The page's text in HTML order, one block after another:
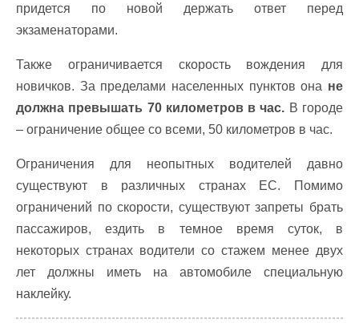
придется по новой держать ответ перед
экзаменаторами.
Также ограничивается скорость вождения для
новичков. За пределами населенных пунктов она не
должна превышать 70 километров в час. В городе
– ограничение общее со всеми, 50 километров в час.
Ограничения для неопытных водителей давно
существуют в различных странах ЕС. Помимо
ограничений по скорости, существуют запреты брать
пассажиров, ездить в темное время суток, в
некоторых странах водители со стажем менее двух
лет должны иметь на автомобиле специальную
наклейку.